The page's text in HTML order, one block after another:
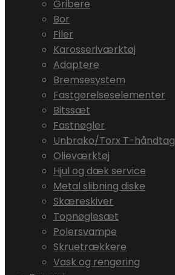
Gribere
Bor
Filer
Karosseriværktøj
Adaptere
Bremsesystem
Fastgørelseselementer
Bitssæt
Fastnøgler
Unbrako/Torx T-håndtag
Olieværktøj
Hjul og dæk service
Metal slibning diske
Skæreskiver
Topnøglesæt
Polersvampe
Skruetrækkere
Vask og rengøring